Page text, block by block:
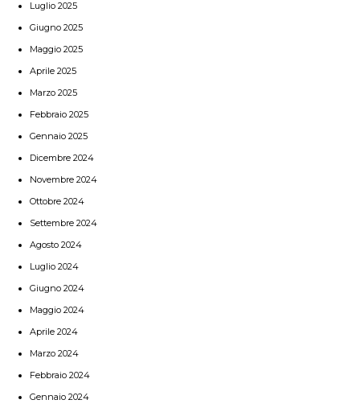
Luglio 2025
Giugno 2025
Maggio 2025
Aprile 2025
Marzo 2025
Febbraio 2025
Gennaio 2025
Dicembre 2024
Novembre 2024
Ottobre 2024
Settembre 2024
Agosto 2024
Luglio 2024
Giugno 2024
Maggio 2024
Aprile 2024
Marzo 2024
Febbraio 2024
Gennaio 2024